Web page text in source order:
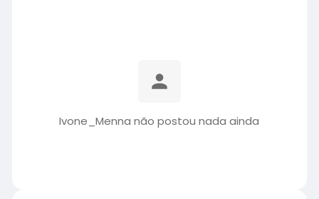
Ivone_Menna não postou nada ainda